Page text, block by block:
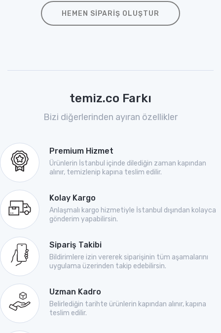
HEMEN SIPARIŞ OLUŞTUR
temiz.co Farkı
Bizi diğerlerinden ayıran özellikler
Premium Hizmet
Ürünlerin İstanbul içinde dilediğin zaman kapından
alınır, temizlenip kapına teslim edilir.
Kolay Kargo
Anlaşmalı kargo hizmetiyle İstanbul dışından kolayca
gönderim yapabilirsin.
Sipariş Takibi
Bildirimlere izin vererek siparişinin tüm aşamalarını
uygulama üzerinden takip edebilirsin.
Uzman Kadro
Belirlediğin tarihte ürünlerin kapından alınır, kapına
teslim edilir.